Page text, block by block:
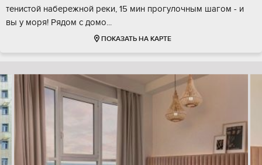
тенистой набережной реки, 15 мин прогулочным шагом - и
вы у моря! Рядом с домо...
ПОКАЗАТЬ НА КАРТЕ